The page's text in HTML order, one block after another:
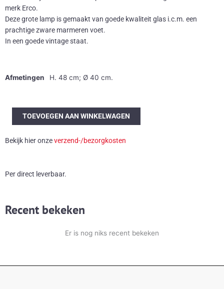
merk Erco.
Deze grote lamp is gemaakt van goede kwaliteit glas i.c.m. een
prachtige zware marmeren voet.
In een goede vintage staat.
Afmetingen H. 48 cm; Ø 40 cm.
globe
3480
TOEVOEGEN AAN WINKELWAGEN
Bekijk hier onzeverzend-/bezorgkosten
Per direct leverbaar.
Recent bekeken
Er is nog niks recent bekeken